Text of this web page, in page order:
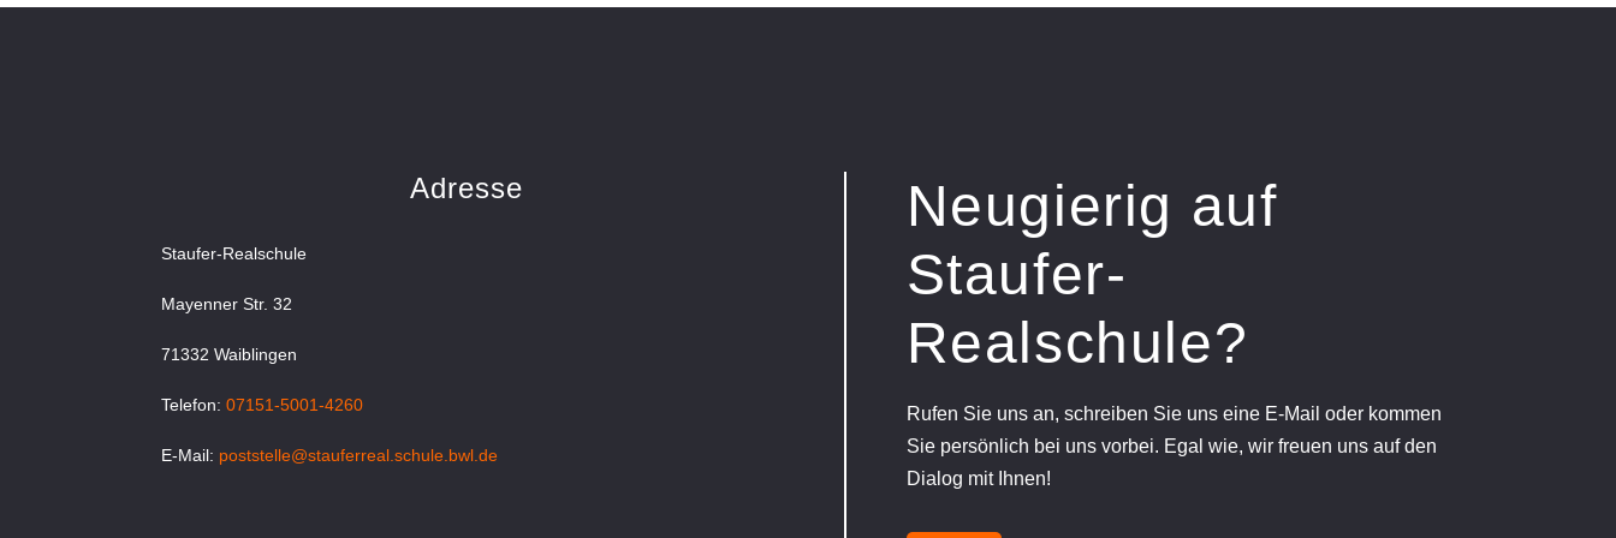
Adresse
Staufer-Realschule
Mayenner Str. 32
71332 Waiblingen
Telefon:07151-5001-4260
E-Mail: poststelle@stauferreal.schule.bwl.de
Neugierig auf
Staufer-
Realschule?
Rufen Sie uns an, schreiben Sie uns eine E-Mail oder kommen
Sie persönlich bei uns vorbei. Egal wie, wir freuen uns auf den
Dialog mit Ihnen!